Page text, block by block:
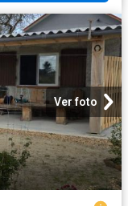
Ver foto